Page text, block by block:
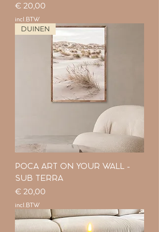
Prijs
€ 20,00
incl.BTW
DUINEN
POCA ART ON YOUR WALL -
SUB TERRA
Prijs
€ 20,00
incl.BTW